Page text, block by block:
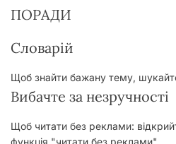
ПОРАДИ
Словарій
Щоб знайти бажану тему,
Вибачте за незручності
Щоб читати без реклами:
функція "читати без реклами"